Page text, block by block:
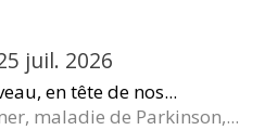
juil. 2026
en tête de nos...
maladie de Parkinson,...